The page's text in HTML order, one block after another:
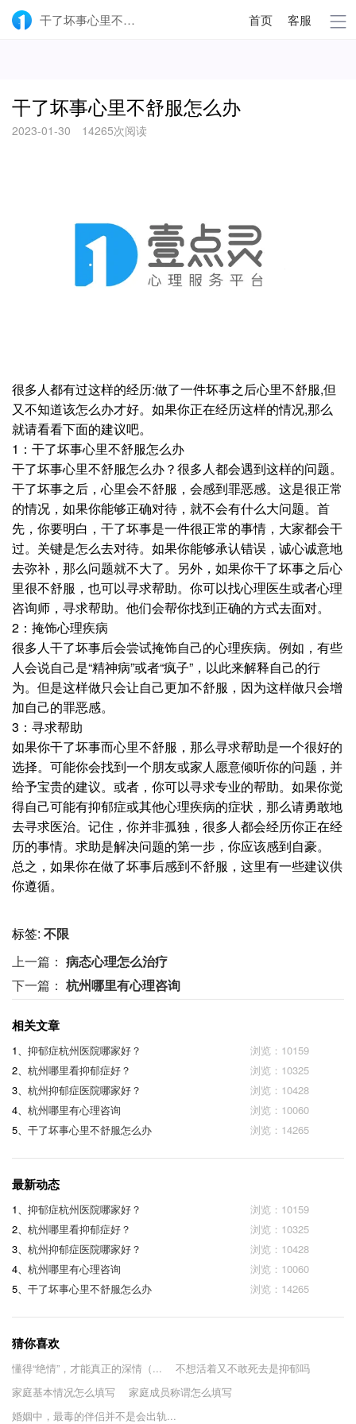
干了坏事心里不舒服怎么办-壹点灵 首页 客服
干了坏事心里不舒服怎么办
2023-01-30 14265次阅读
很多人都有过这样的经历:做了一件坏事之后心里不舒服,但
又不知道该怎么办才好。如果你正在经历这样的情况,那么
就请看看下面的建议吧。
1：干了坏事心里不舒服怎么办
干了坏事心里不舒服怎么办？很多人都会遇到这样的问题。
干了坏事之后，心里会不舒服，会感到罪恶感。这是很正常
的情况，如果你能够正确对待，就不会有什么大问题。首
先，你要明白，干了坏事是一件很正常的事情，大家都会干
过。关键是怎么去对待。如果你能够承认错误，诚心诚意地
去弥补，那么问题就不大了。另外，如果你干了坏事之后心
里很不舒服，也可以寻求帮助。你可以找心理医生或者心理
咨询师，寻求帮助。他们会帮你找到正确的方式去面对。
2：掩饰心理疾病
很多人干了坏事后会尝试掩饰自己的心理疾病。例如，有些
人会说自己是“精神病”或者“疯子”，以此来解释自己的行
为。但是这样做只会让自己更加不舒服，因为这样做只会增
加自己的罪恶感。
3：寻求帮助
如果你干了坏事而心里不舒服，那么寻求帮助是一个很好的
选择。可能你会找到一个朋友或家人愿意倾听你的问题，并
给予宝贵的建议。或者，你可以寻求专业的帮助。如果你觉
得自己可能有抑郁症或其他心理疾病的症状，那么请勇敢地
去寻求医治。记住，你并非孤独，很多人都会经历你正在经
历的事情。求助是解决问题的第一步，你应该感到自豪。
总之，如果你在做了坏事后感到不舒服，这里有一些建议供
你遵循。
标签: 不限
上一篇： 病态心理怎么治疗
下一篇： 杭州哪里有心理咨询
相关文章
1、 抑郁症杭州医院哪家好？
浏览：10159
2、 杭州哪里看抑郁症好？
浏览：10325
3、 杭州抑郁症医院哪家好？
浏览：10428
4、 杭州哪里有心理咨询
浏览：10060
5、 干了坏事心里不舒服怎么办 浏览：14265
最新动态
1、 抑郁症杭州医院哪家好？
浏览：10159
2、 杭州哪里看抑郁症好？
浏览：10325
3、 杭州抑郁症医院哪家好？
浏览：10428
4、 杭州哪里有心理咨询
浏览：10060
5、 干了坏事心里不舒服怎么办 浏览：14265
猜你喜欢
懂得“绝情”，才能真正的深情（...
不想活着又不敢死去是抑郁吗
家庭基本情况怎么填写
家庭成员称谓怎么填写
婚姻中，最毒的伴侣并不是会出轨...